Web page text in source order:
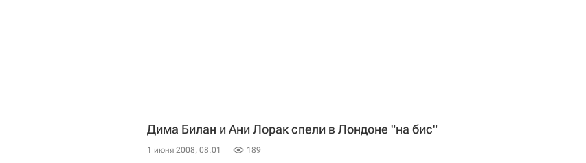
Дима Билан и Ани Лорак спели в Лондоне "на бис"
1 июня 2008, 08:01 189